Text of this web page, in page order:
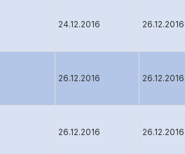
24.12.2016 26.12.2016
26.12.2016 26.12.2016
26.12.2016 26.12.2016